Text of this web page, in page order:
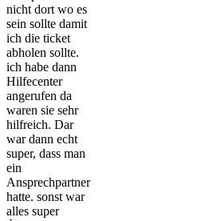
nicht dort wo es
sein sollte damit
ich die ticket
abholen sollte.
ich habe dann
Hilfecenter
angerufen da
waren sie sehr
hilfreich. Dar
war dann echt
super, dass man
ein
Ansprechpartner
hatte. sonst war
alles super